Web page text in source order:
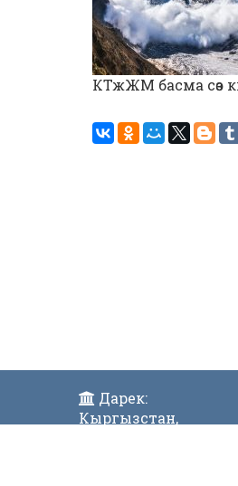
КТжЖМ басма сөз
Дарек:
Кыргызстан,